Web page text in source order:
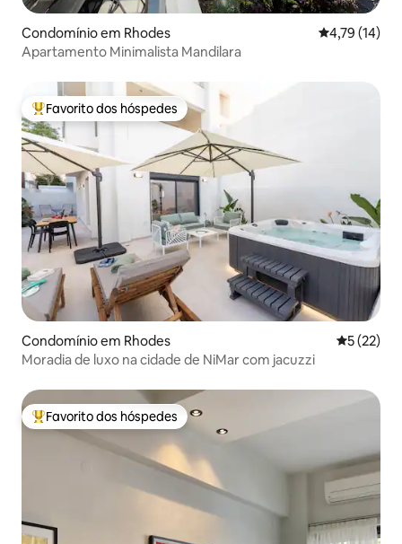
Condomínio em Rhodes Classificação
4,79 (14)
Apartamento Minimalista Mandilara
Favoritos dos hóspedes mais apreciados
Favorito dos hóspedes
Condomínio em Rhodes
5 (22)
Moradia de luxo na cidade de NiMar com jacuzzi
Favoritos dos hóspedes mais apreciados
Favorito dos hóspedes